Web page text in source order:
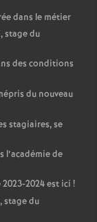
dans le métier
, stage du
des conditions
du nouveau
stagiaires, se
l’académie de
2024 est ici !
, stage du